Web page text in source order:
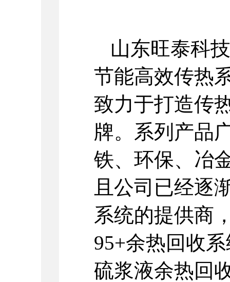
山东旺泰科
节能高效传热
致力于打造传
牌。系列产品
铁、环保、冶
且公司已经逐
系统的提供商
95+余热回收
硫浆液余热回